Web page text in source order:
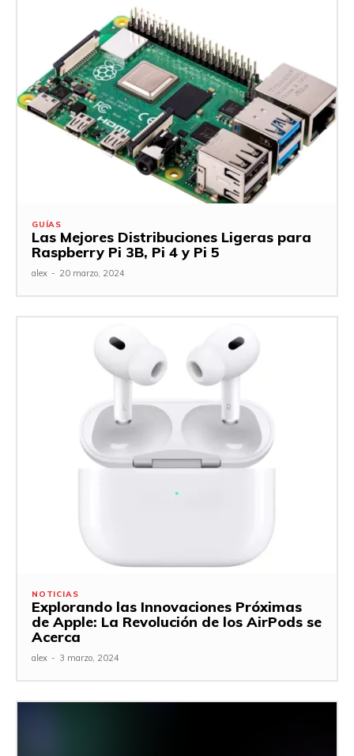
GUÍAS
Las Mejores Distribuciones Ligeras para
Raspberry Pi 3B, Pi 4 y Pi 5
alex - 20 marzo, 2024
NOTICIAS
Explorando las Innovaciones Próximas
de Apple: La Revolución de los AirPods se
Acerca
alex - 3 marzo, 2024